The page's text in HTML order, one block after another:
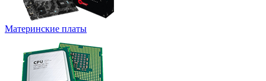
Материнские платы